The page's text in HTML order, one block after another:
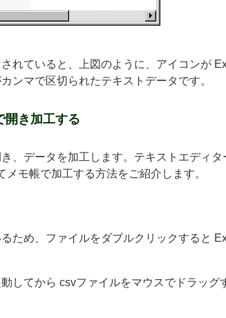
ていると、上図のように、アイコンが
ンマで区切られたテキストデータです。
開き加工する
データを加工します。テキストエディタ
モ帳で加工する方法をご紹介します。
め、ファイルをダブルクリックすると
てから csvファイルをマウスでドラッグ